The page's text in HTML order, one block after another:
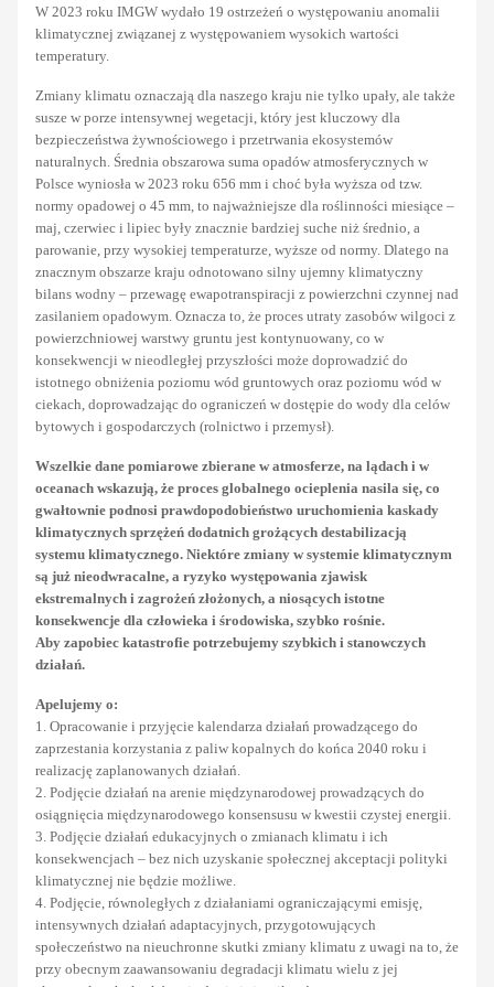
W 2023 roku IMGW wydało 19 ostrzeżeń o występowaniu anomalii
klimatycznej związanej z występowaniem wysokich wartości
temperatury.
Zmiany klimatu oznaczają dla naszego kraju nie tylko upały, ale także
susze w porze intensywnej wegetacji, który jest kluczowy dla
bezpieczeństwa żywnościowego i przetrwania ekosystemów
naturalnych. Średnia obszarowa suma opadów atmosferycznych w
Polsce wyniosła w 2023 roku 656 mm i choć była wyższa od tzw.
normy opadowej o 45 mm, to najważniejsze dla roślinności miesiące –
maj, czerwiec i lipiec były znacznie bardziej suche niż średnio, a
parowanie, przy wysokiej temperaturze, wyższe od normy. Dlatego na
znacznym obszarze kraju odnotowano silny ujemny klimatyczny
bilans wodny – przewagę ewapotranspiracji z powierzchni czynnej nad
zasilaniem opadowym. Oznacza to, że proces utraty zasobów wilgoci z
powierzchniowej warstwy gruntu jest kontynuowany, co w
konsekwencji w nieodległej przyszłości może doprowadzić do
istotnego obniżenia poziomu wód gruntowych oraz poziomu wód w
ciekach, doprowadzając do ograniczeń w dostępie do wody dla celów
bytowych i gospodarczych (rolnictwo i przemysł).
Wszelkie dane pomiarowe zbierane w atmosferze, na lądach i w
oceanach wskazują, że proces globalnego ocieplenia nasila się, co
gwałtownie podnosi prawdopodobieństwo uruchomienia kaskady
klimatycznych sprzężeń dodatnich grożących destabilizacją
systemu klimatycznego. Niektóre zmiany w systemie klimatycznym
są już nieodwracalne, a ryzyko występowania zjawisk
ekstremalnych i zagrożeń złożonych, a niosących istotne
konsekwencje dla człowieka i środowiska, szybko rośnie.
Aby zapobiec katastrofie potrzebujemy szybkich i stanowczych
działań.
Apelujemy o:
1. Opracowanie i przyjęcie kalendarza działań prowadzącego do
zaprzestania korzystania z paliw kopalnych do końca 2040 roku i
realizację zaplanowanych działań.
2. Podjęcie działań na arenie międzynarodowej prowadzących do
osiągnięcia międzynarodowego konsensusu w kwestii czystej energii.
3. Podjęcie działań edukacyjnych o zmianach klimatu i ich
konsekwencjach – bez nich uzyskanie społecznej akceptacji polityki
klimatycznej nie będzie możliwe.
4. Podjęcie, równoległych z działaniami ograniczającymi emisję,
intensywnych działań adaptacyjnych, przygotowujących
społeczeństwo na nieuchronne skutki zmiany klimatu z uwagi na to, że
przy obecnym zaawansowaniu degradacji klimatu wielu z jej